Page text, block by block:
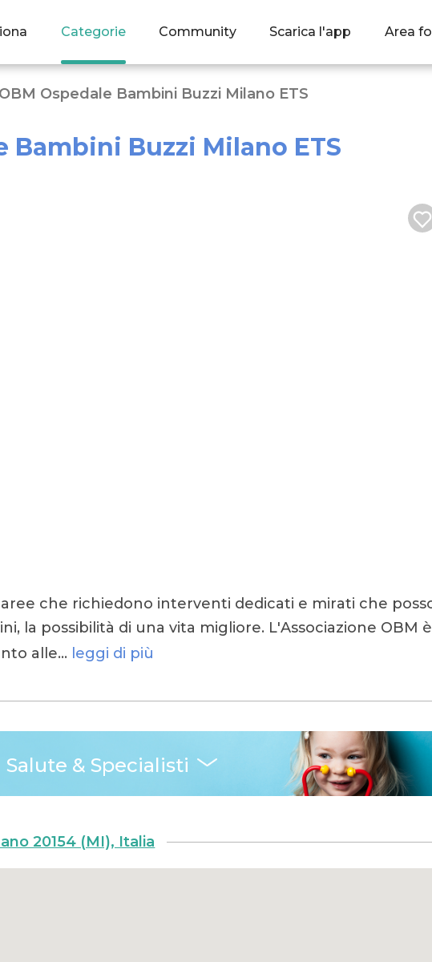
Categorie Community Scarica l'app Area
OBM Ospedale Bambini Buzzi Milano ETS
Bambini Buzzi Milano ETS
che richiedono interventi dedicati e mirati che
la possibilità di una vita migliore. L'Associazione OBM è
alle… leggi di più
Salute & Specialisti
20154 (MI), Italia